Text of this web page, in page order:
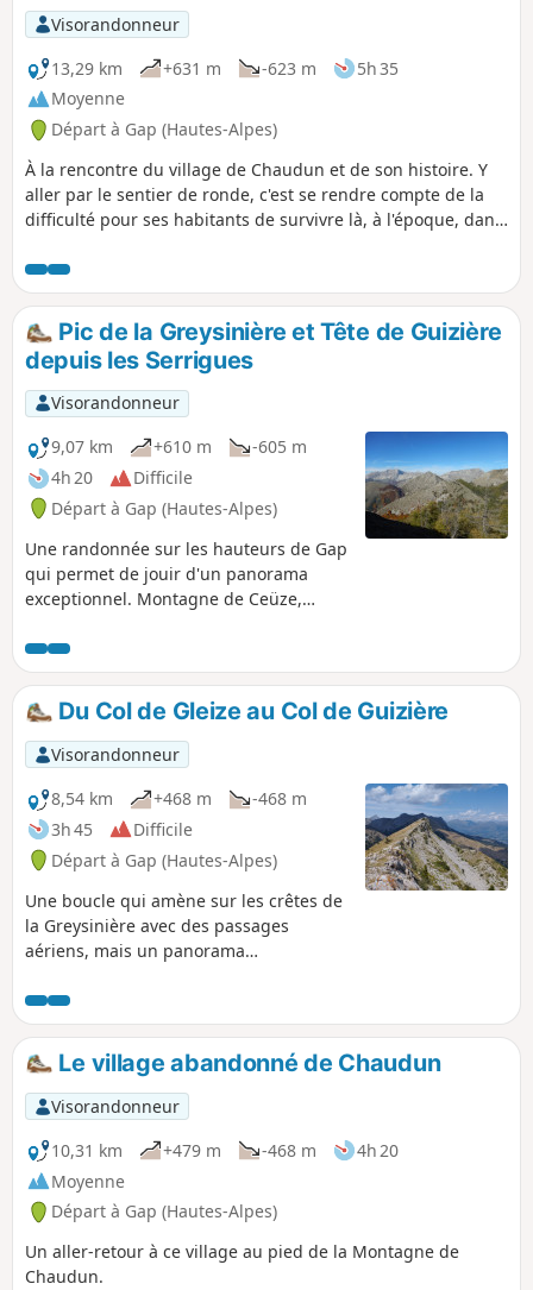
Visorandonneur
13,29 km
+631 m -623 m
5h 35
Moyenne
Départ à Gap (Hautes-Alpes)
À la rencontre du village de Chaudun et de son histoire. Y
aller par le sentier de ronde, c'est se rendre compte de la
difficulté pour ses habitants de survivre là, à l'époque, dans
l'hiver.
Pic de la Greysinière et Tête de Guizière
depuis les Serrigues
Visorandonneur
9,07 km
+610 m
-605 m
4h 20
Difficile
Départ à Gap (Hautes-Alpes)
Une randonnée sur les hauteurs de Gap
qui permet de jouir d'un panorama
exceptionnel. Montagne de Ceüze,
Embrunais, Blanche, Monges... Une
progression en montagnes russes sur la
crête. Fleurs et champignons sont au
rendez-vous ! Un passage délicat entre
(3) et (4).
Du Col de Gleize au Col de Guizière
Visorandonneur
8,54 km
+468 m
-468 m
3h 45
Difficile
Départ à Gap (Hautes-Alpes)
Une boucle qui amène sur les crêtes de
la Greysinière avec des passages
aériens, mais un panorama
Ceüze, Bure, Dévoluy, Écrins,
Embrunais, Blanche, Monges. Le départ
au Col de Gleize permet de limiter le
dénivelé.Le village abandonné de Chaudun
Visorandonneur
10,31 km
+479 m -468 m
4h 20
Moyenne
Départ à Gap (Hautes-Alpes)
Un aller-retour à ce village au pied de la Montagne de
Chaudun.